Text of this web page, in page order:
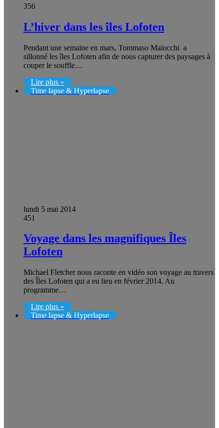
356
L’hiver dans les îles Lofoten
Pendant une semaine en mars, Tommaso Maiocchi a
sillonné les îles Lofoten afin de nous capturer des paysages à
couper le souffle…
Lire plus »
Time lapse & Hyperlapse
lundi 5 mai 2014
451
Voyage dans les magnifiques Îles
Lofoten
Michael Fletcher nous raconte en vidéo son voyage au travers
des Îles Lofoten qui a eu lieu en février 2014. Au
programme…
Lire plus »
Time lapse & Hyperlapse